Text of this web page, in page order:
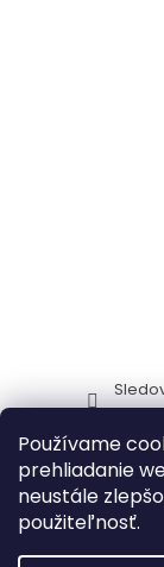
Používame
prehliadanie
neustále
použiteľnosť.